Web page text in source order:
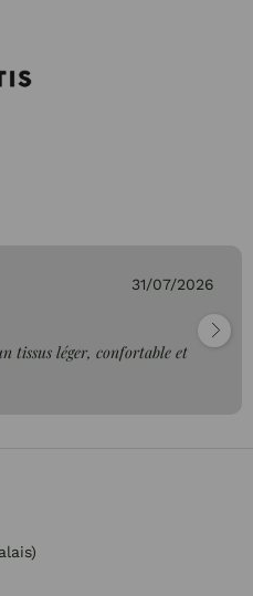
31/07/2026
tissus léger, confortable et